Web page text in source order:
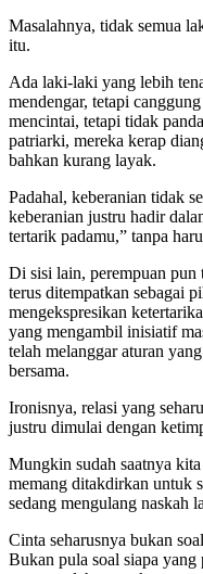
Masalahnya, tidak semua
itu.
Ada laki-laki yang lebih
mendengar, tetapi
mencintai, tetapi tidak
patriarki, mereka kerap
bahkan kurang layak.
Padahal, keberanian tidak
keberanian justru hadir
tertarik padamu,” tanpa
Di sisi lain, perempuan
terus ditempatkan sebagai
mengekspresikan
yang mengambil inisiatif
telah melanggar aturan
bersama.
Ironisnya, relasi yang
justru dimulai dengan
Mungkin sudah saatnya
memang ditakdirkan untuk
sedang mengulang naskah
Cinta seharusnya bukan
Bukan pula soal siapa